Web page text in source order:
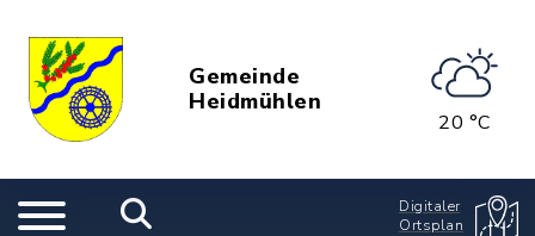
Gemeinde
Heidmühlen
20 °C
Digitaler
Ortsplan